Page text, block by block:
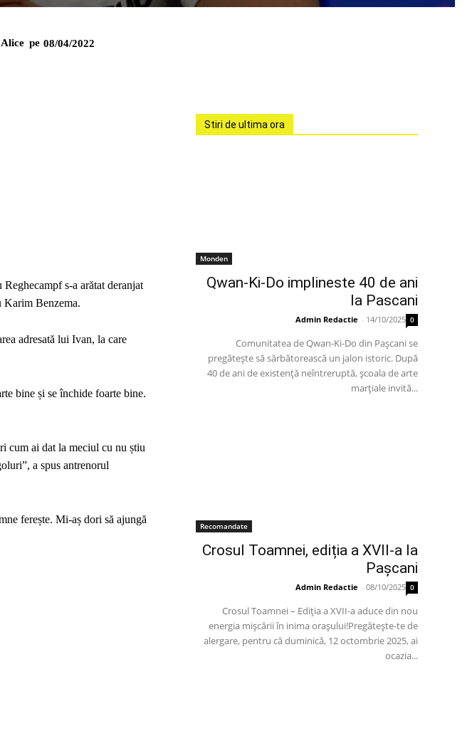
pe 08/04/2022
s-a arătat deranjat
Karim Benzema.
adresată lui Ivan, la care
bine și se închide foarte bine.
cum ai dat la meciul cu nu știu
a spus antrenorul
ferește. Mi-aș dori să ajungă
Stiri de ultima ora
Monden
Qwan-Ki-Do implineste 40 de ani
la Pascani
Admin Redactie - 14/10/2025 0
Comunitatea de Qwan-Ki-Do din Pașcani se
pregătește să sărbătorească un jalon istoric. După
40 de ani de existență neîntreruptă, școala de arte
marțiale invită...
Recomandate
Crosul Toamnei, ediția a XVII-a la
Pașcani
Admin Redactie - 08/10/2025 0
Crosul Toamnei – Ediția a XVII-a aduce din nou
energia mișcării în inima orașului!Pregătește-te de
alergare, pentru că duminică, 12 octombrie 2025, ai
ocazia...